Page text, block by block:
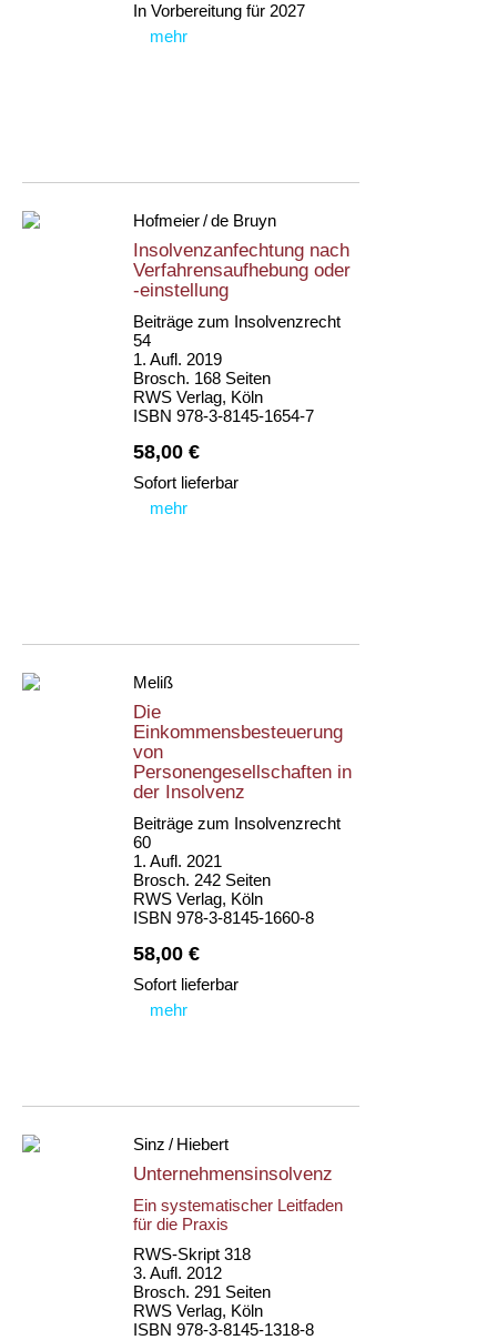
In Vorbereitung für 2027
mehr
Hofmeier / de Bruyn
Insolvenzanfechtung nach
Verfahrensaufhebung oder
-einstellung
Beiträge zum Insolvenzrecht
54
1. Aufl. 2019
Brosch. 168 Seiten
RWS Verlag, Köln
ISBN 978-3-8145-1654-7
58,00 €
Sofort lieferbar
mehr
Meliß
Die
Einkommensbesteuerung
von
Personengesellschaften in
der Insolvenz
Beiträge zum Insolvenzrecht
60
1. Aufl. 2021
Brosch. 242 Seiten
RWS Verlag, Köln
ISBN 978-3-8145-1660-8
58,00 €
Sofort lieferbar
mehr
Sinz / Hiebert
Unternehmensinsolvenz
Ein systematischer Leitfaden
für die Praxis
RWS-Skript 318
3. Aufl. 2012
Brosch. 291 Seiten
RWS Verlag, Köln
ISBN 978-3-8145-1318-8